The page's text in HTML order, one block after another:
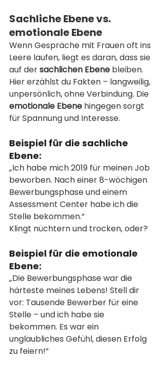
Sachliche Ebene vs.
emotionale Ebene
Wenn Gespräche mit Frauen oft ins
Leere laufen, liegt es daran, dass sie
auf der sachlichen Ebene bleiben.
Hier erzählst du Fakten – langweilig,
unpersönlich, ohne Verbindung. Die
emotionale Ebene hingegen sorgt
für Spannung und Interesse.
Beispiel für die sachliche
Ebene:
„Ich habe mich 2019 für meinen Job
beworben. Nach einer 8-wöchigen
Bewerbungsphase und einem
Assessment Center habe ich die
Stelle bekommen.“
Klingt nüchtern und trocken, oder?
Beispiel für die emotionale
Ebene:
„Die Bewerbungsphase war die
härteste meines Lebens! Stell dir
vor: Tausende Bewerber für eine
Stelle – und ich habe sie
bekommen. Es war ein
unglaubliches Gefühl, diesen Erfolg
zu feiern!“